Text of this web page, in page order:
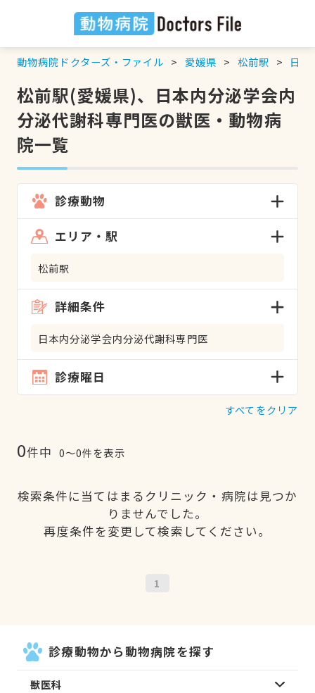
動物病院ドクターズ・ファイル 愛媛県 松前駅 日本
松前駅(愛媛県)、日本内分泌学会内
分泌代謝科専門医の獣医・動物病
院一覧
診療動物
エリア・駅
松前駅
詳細条件
日本内分泌学会内分泌代謝科専門医
診療曜日
すべてをクリア
0件中 0〜0件を表示
検索条件に当てはまるクリニック・病院は見つか
りませんでした。
再度条件を変更して検索してください。
1
診療動物から動物病院を探す
獣医科